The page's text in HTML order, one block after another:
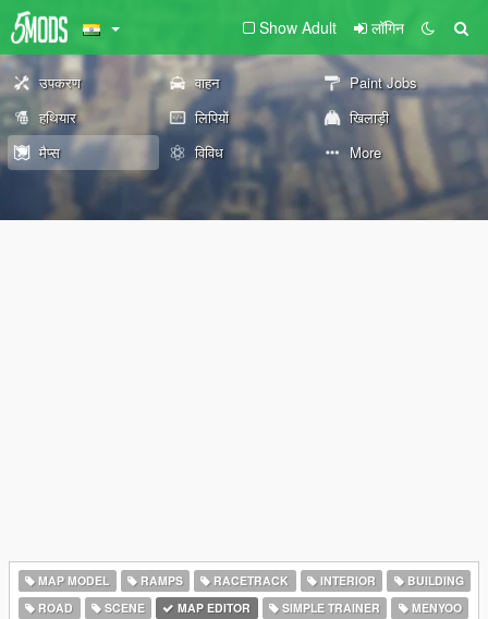
Show Adult लॉगिन
उपकरण वाहन
Paint Jobs
हथियार
लिपियों
खिलाड़ी
मैप्स
विविध More
MAP MODEL RAMPS RACETRACK INTERIOR
BUILDING
ROAD
SCENE MAP EDITOR SIMPLE TRAINER
MENYOO